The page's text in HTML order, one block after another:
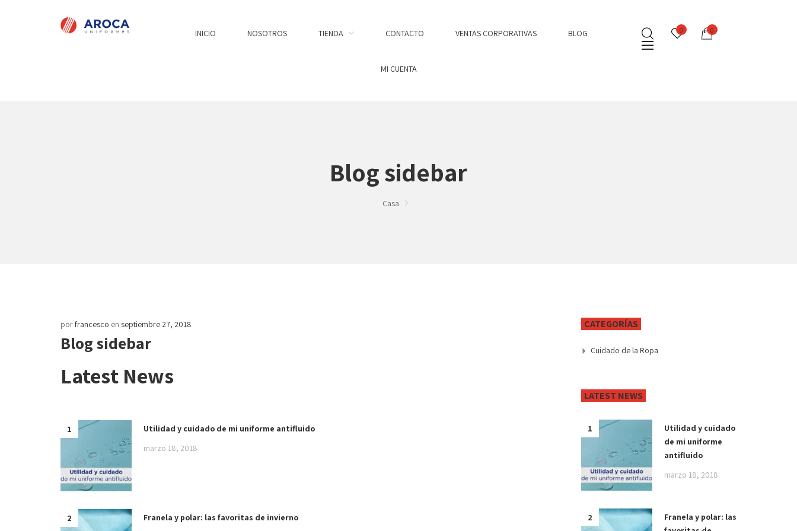
INICIO NOSOTROS TIENDA CONTACTO VENTAS CORPORATIVAS BLOG
MI CUENTA
0 0
Blog sidebar
Casa
porfrancesco en septiembre 27, 2018
Blog sidebar
Latest News
Utilidad y cuidado de mi uniforme antifluido
marzo 18, 2018
Franela y polar: las favoritas de invierno
CATEGORÍAS
Cuidado de la Ropa
LATEST NEWS
Utilidad y cuidado
de mi uniforme
antifluido
marzo 18, 2018
Franela y polar: las